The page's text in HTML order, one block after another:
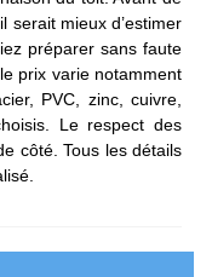
serait mieux d’estimer
préparer sans faute
prix varie notamment
PVC, zinc, cuivre,
Le respect des
côté. Tous les détails